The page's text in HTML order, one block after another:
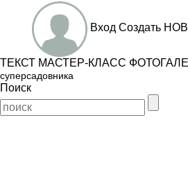
Вход Создать
ТЕКСТ МАСТЕР-КЛАСС
суперсадовника
Поиск